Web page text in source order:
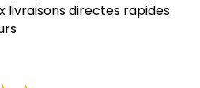
livraisons directes rapides